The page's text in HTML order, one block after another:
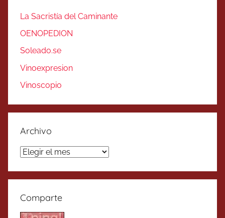
La Sacristía del Caminante
OENOPEDION
Soleado.se
Vinoexpresion
Vinoscopio
Archivo
Archivo
Comparte